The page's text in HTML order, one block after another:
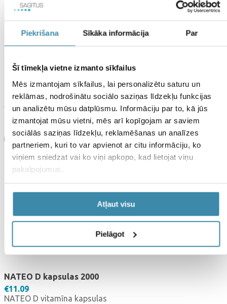
Piekrišana Sīkāka informācija Par
Šī tīmekļa vietne izmanto sīkfailus
Mēs izmantojam sīkfailus, lai personalizētu saturu un
reklāmas, nodrošinātu sociālo saziņas līdzekļu funkcijas
un analizētu mūsu datplūsmu. Informāciju par to, kā jūs
izmantojat mūsu vietni, mēs arī kopīgojam ar saviem
sociālās saziņas līdzekļu, reklamēšanas un analīzes
partneriem, kuri to var apvienot ar citu informāciju, ko
viņiem sniedzat vai ko viņi apkopo, kad lietojat viņu
pakalpojumus.
Atļaut visu
Pielāgot
19.59
Dabiskas izcelsmes D
vitamīns (4000 SV)
kombinācijā ar C vitamīnu,
cinku un rūgto apelsīnu
bioflavonoīdiem
Iegādāties
€15.79
Katra NATEO D 4000
kapsula satur D vitamīna
diennakts devu
pieaugušajiem – 4000 SV.
Piemērotas pieaugušajiem
un bērniem no 11 gadu
vecuma.
Iegādāties
NATEO D kapsulas 2000
€11.09
NATEO D vitamīna kapsulas